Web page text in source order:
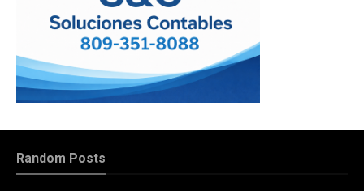
Random Posts